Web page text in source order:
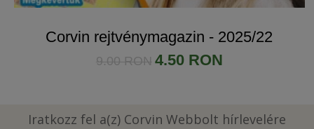
Corvin rejtvénymagazin - 2025/22
9.00 RON 4.50 RON
Iratkozz fel a(z) Corvin Webbolt hírlevelére